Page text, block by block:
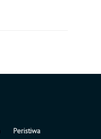
Peristiwa